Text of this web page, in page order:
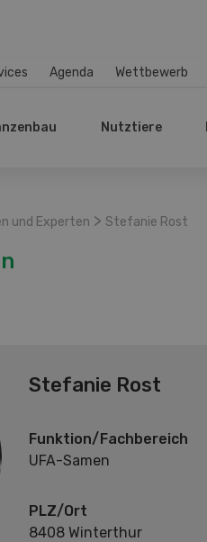
Agenda Wettbewerb
Nutztiere
und Experten > Stefanie Rost
Stefanie Rost
Funktion/Fachbereich
UFA-Samen
PLZ/Ort
8408 Winterthur